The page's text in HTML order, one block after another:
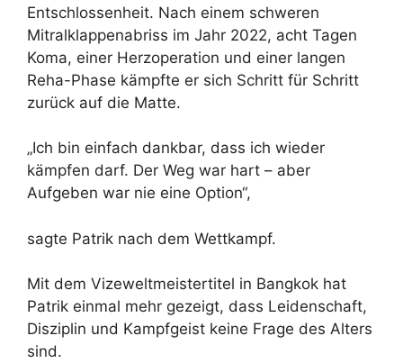
Entschlossenheit. Nach einem schweren
Mitralklappenabriss im Jahr 2022, acht Tagen
Koma, einer Herzoperation und einer langen
Reha-Phase kämpfte er sich Schritt für Schritt
zurück auf die Matte.
„Ich bin einfach dankbar, dass ich wieder
kämpfen darf. Der Weg war hart – aber
Aufgeben war nie eine Option“,
sagte Patrik nach dem Wettkampf.
Mit dem Vizeweltmeistertitel in Bangkok hat
Patrik einmal mehr gezeigt, dass Leidenschaft,
Disziplin und Kampfgeist keine Frage des Alters
sind.